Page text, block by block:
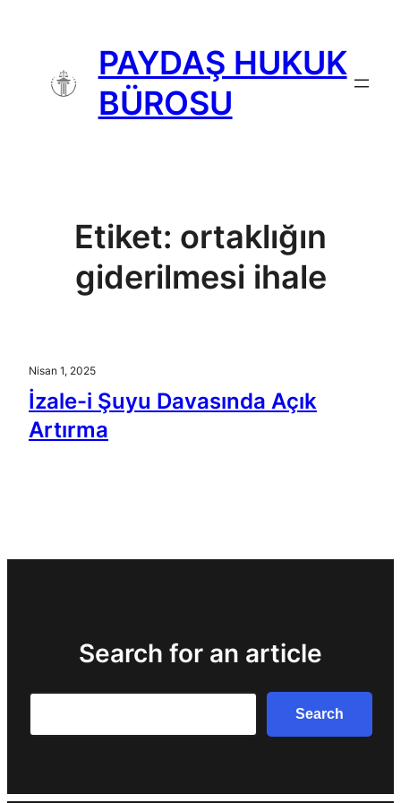
PAYDAŞ HUKUK
BÜROSU
Etiket: ortaklığın
giderilmesi ihale
Nisan 1, 2025
İzale-i Şuyu Davasında Açık
Artırma
Search for an article
Search